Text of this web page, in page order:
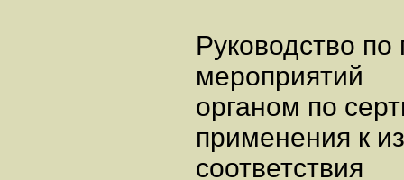
Руководство
мероприятий
органом по
применения к
соответствия